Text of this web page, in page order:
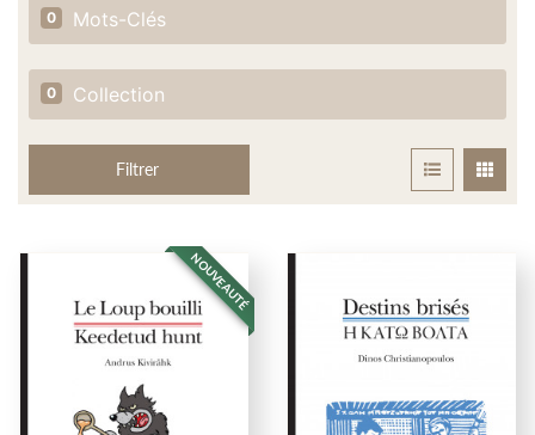
0 Mots-Clés
0 Collection
Filtrer
NOUVEAUTÉ